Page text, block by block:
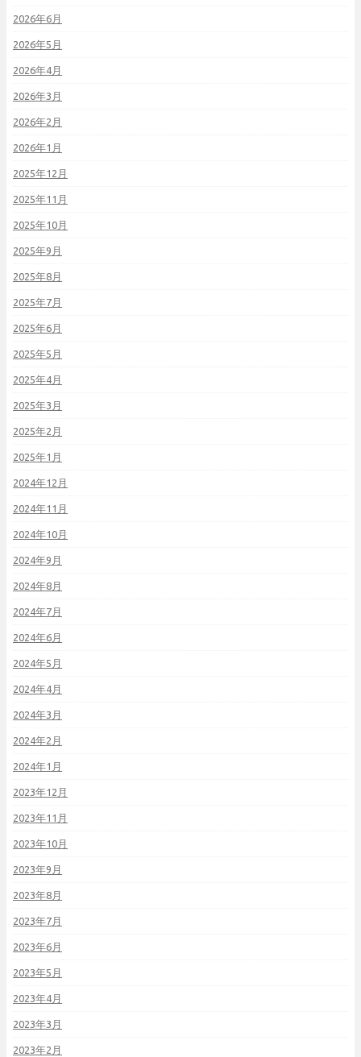
2026年6月
2026年5月
2026年4月
2026年3月
2026年2月
2026年1月
2025年12月
2025年11月
2025年10月
2025年9月
2025年8月
2025年7月
2025年6月
2025年5月
2025年4月
2025年3月
2025年2月
2025年1月
2024年12月
2024年11月
2024年10月
2024年9月
2024年8月
2024年7月
2024年6月
2024年5月
2024年4月
2024年3月
2024年2月
2024年1月
2023年12月
2023年11月
2023年10月
2023年9月
2023年8月
2023年7月
2023年6月
2023年5月
2023年4月
2023年3月
2023年2月